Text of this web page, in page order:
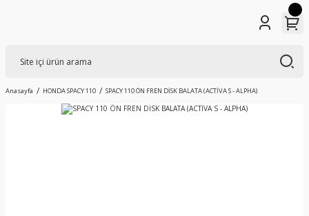
Anasayfa HONDA SPACY 110 SPACY 110 ÖN FREN DİSK BALATA (ACTİVA S - ALPHA)